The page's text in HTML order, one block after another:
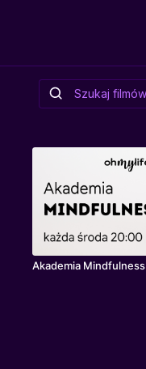
Akademia